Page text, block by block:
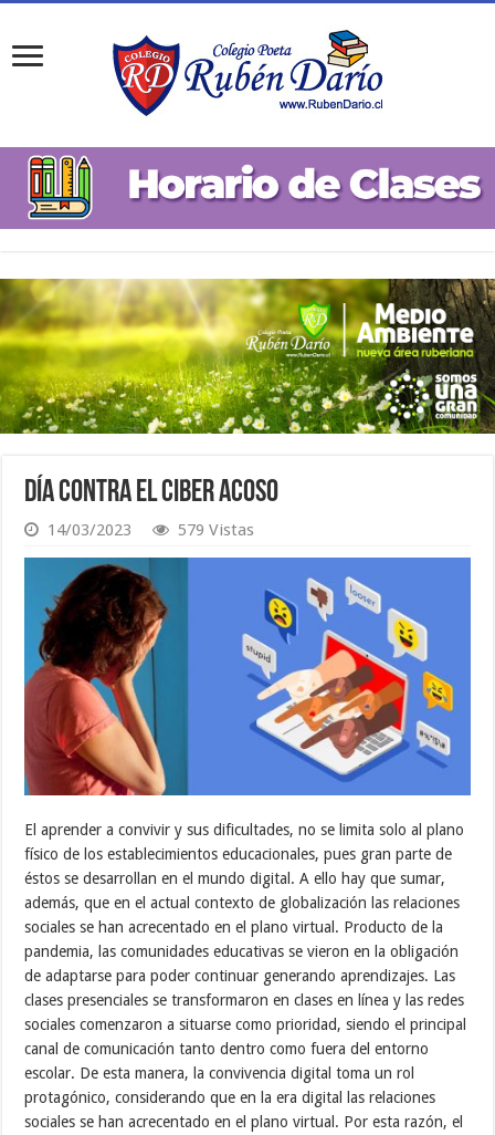
Día Contra el Ciber Acoso
14/03/2023 579 Vistas
El aprender a convivir y sus dificultades, no se limita solo al plano
físico de los establecimientos educacionales, pues gran parte de
éstos se desarrollan en el mundo digital. A ello hay que sumar,
además, que en el actual contexto de globalización las relaciones
sociales se han acrecentado en el plano virtual. Producto de la
pandemia, las comunidades educativas se vieron en la obligación
de adaptarse para poder continuar generando aprendizajes. Las
clases presenciales se transformaron en clases en línea y las redes
sociales comenzaron a situarse como prioridad, siendo el principal
canal de comunicación tanto dentro como fuera del entorno
escolar. De esta manera, la convivencia digital toma un rol
protagónico, considerando que en la era digital las relaciones
sociales se han acrecentado en el plano virtual. Por esta razón, el